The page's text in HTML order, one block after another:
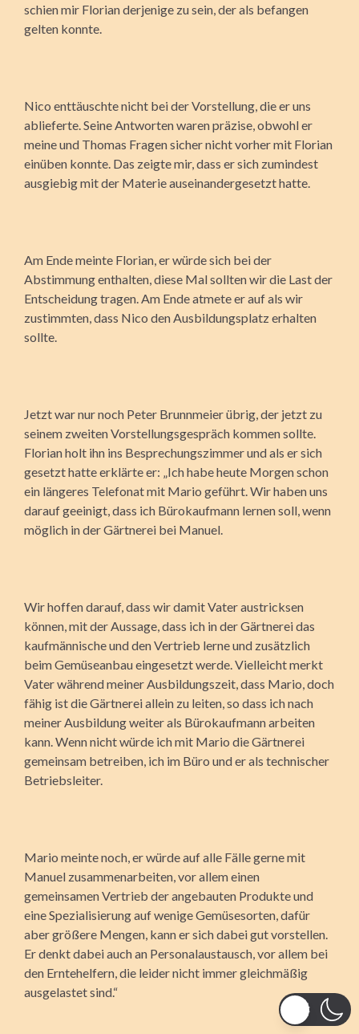
schien mir Florian derjenige zu sein, der als befangen
gelten konnte.
Nico enttäuschte nicht bei der Vorstellung, die er uns
ablieferte. Seine Antworten waren präzise, obwohl er
meine und Thomas Fragen sicher nicht vorher mit Florian
einüben konnte. Das zeigte mir, dass er sich zumindest
ausgiebig mit der Materie auseinandergesetzt hatte.
Am Ende meinte Florian, er würde sich bei der
Abstimmung enthalten, diese Mal sollten wir die Last der
Entscheidung tragen. Am Ende atmete er auf als wir
zustimmten, dass Nico den Ausbildungsplatz erhalten
sollte.
Jetzt war nur noch Peter Brunnmeier übrig, der jetzt zu
seinem zweiten Vorstellungsgespräch kommen sollte.
Florian holt ihn ins Besprechungszimmer und als er sich
gesetzt hatte erklärte er: „Ich habe heute Morgen schon
ein längeres Telefonat mit Mario geführt. Wir haben uns
darauf geeinigt, dass ich Bürokaufmann lernen soll, wenn
möglich in der Gärtnerei bei Manuel.
Wir hoffen darauf, dass wir damit Vater austricksen
können, mit der Aussage, dass ich in der Gärtnerei das
kaufmännische und den Vertrieb lerne und zusätzlich
beim Gemüseanbau eingesetzt werde. Vielleicht merkt
Vater während meiner Ausbildungszeit, dass Mario, doch
fähig ist die Gärtnerei allein zu leiten, so dass ich nach
meiner Ausbildung weiter als Bürokaufmann arbeiten
kann. Wenn nicht würde ich mit Mario die Gärtnerei
gemeinsam betreiben, ich im Büro und er als technischer
Betriebsleiter.
Mario meinte noch, er würde auf alle Fälle gerne mit
Manuel zusammenarbeiten, vor allem einen
gemeinsamen Vertrieb der angebauten Produkte und
eine Spezialisierung auf wenige Gemüsesorten, dafür
aber größere Mengen, kann er sich dabei gut vorstellen.
Er denkt dabei auch an Personalaustausch, vor allem bei
den Erntehelfern, die leider nicht immer gleichmäßig
ausgelastet sind.“